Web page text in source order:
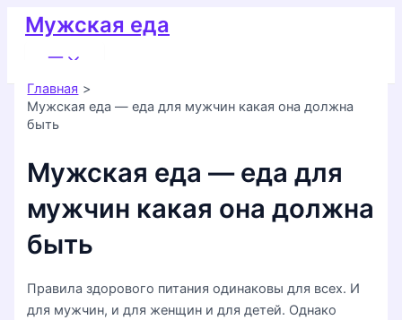
Перейти
содержимому
Мужская еда
Main
Главная
Мужская еда — еда для мужчин какая она должна
быть
Мужская еда — еда для
мужчин какая она должна
быть
Правила здорового питания одинаковы для всех. И
для мужчин, и для женщин и для детей. Однако